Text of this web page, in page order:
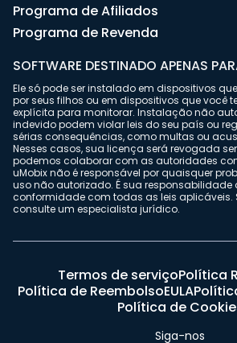
Programa de Afiliados
Programa de Revenda
SOFTWARE DESTINADO APENAS
Ele só pode ser instalado em dispositivos
por seus filhos ou em dispositivos que você
explícita para monitorar. Instalação não
indevido podem violar leis do seu país ou
sérias consequências, como multas ou
Nesses casos, sua licença será revogada
podemos colaborar com as autoridades
uMobix não é responsável por quaisquer
uso não autorizado. É sua responsabilidade
conformidade com todas as leis aplicáveis.
consulte um especialista jurídico.
Termos de serviçoPolítica
Política de ReembolsoEULA
Política de
Siga-nos